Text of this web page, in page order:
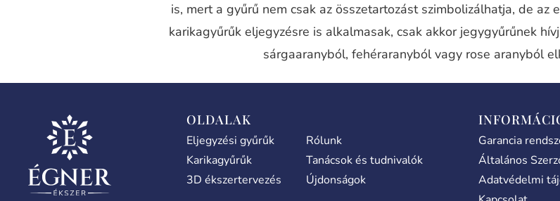
is, mert a gyűrű nem csak az összetartozást szimbolizálhatja, de az
karikagyűrűk eljegyzésre is alkalmasak, csak akkor jegygyűrűnek
sárgaaranyból, fehéraranyból vagy rose aranyból
OLDALAK
Eljegyzési gyűrűk
Karikagyűrűk
3D ékszertervezés
Rólunk
Tanácsok és tudnivalók
Újdonságok
Garancia
Általános
Adatvédelmi